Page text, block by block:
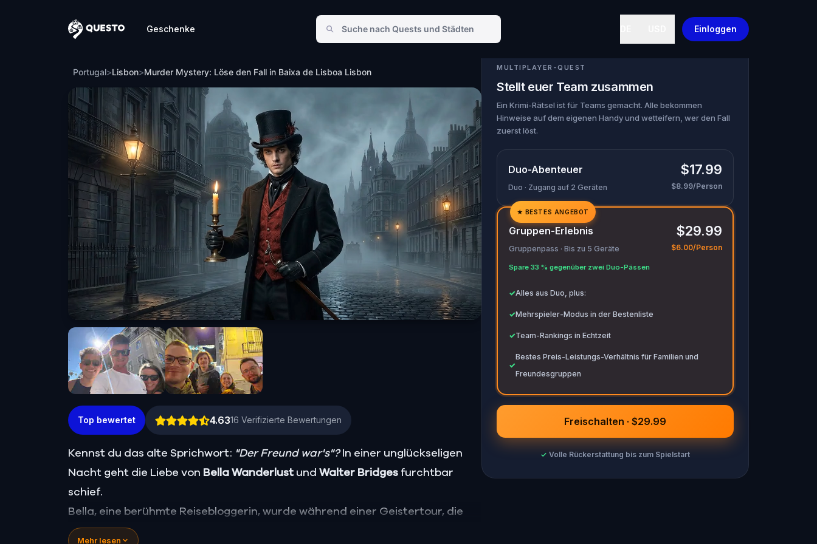
Questo
Geschenke Einloggen
Murder Mystery: Löse den Fall in Baixa de Lisboa Lisbon
Portugal>Lisbon>Murder Mystery: Löse den Fall in Baixa de Lisboa Lisbon
Top bewertet 4.6316 Verifizierte Bewertungen
Kennst du das alte Sprichwort: "Der Freund war's"?In einer unglückseligen
Nacht geht die Liebe von Bella Wanderlust und Walter Bridges furchtbar
schief.
Bella, eine berühmte Reisebloggerin, wurde während einer Geistertour, die
von dem theatralischen
Mehr lesen
MULTIPLAYER-QUEST
Stellt euer Team zusammen
Ein Krimi-Rätsel ist für Teams gemacht. Alle bekommen
Hinweise auf dem eigenen Handy und wetteifern, wer den Fall
zuerst löst.
Duo-Abenteuer
Duo · Zugang auf 2 Geräten
$17.99
$8.99/Person
✓
✓
★ BESTES ANGEBOT
Gruppen-Erlebnis
Gruppenpass · Bis zu 5 Geräte
Spare 33 % gegenüber zwei Duo-Pässen
$29.99
$6.00/Person
✓Alles aus Duo, plus:
✓Mehrspieler-Modus in der Bestenliste
✓Team-Rankings in Echtzeit
✓
Bestes Preis-Leistungs-Verhältnis für Familien und
Freundesgruppen
Freischalten · $29.99
✓ Volle Rückerstattung bis zum Spielstart